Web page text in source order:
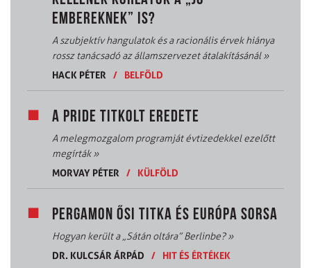
EMBEREKNEK” IS?
A szubjektív hangulatok és a racionális érvek hiánya
rossz tanácsadó az államszervezet átalakításánál»
HACK PÉTER
/ BELFÖLD
A PRIDE TITKOLT EREDETE
A melegmozgalom programját évtizedekkel ezelőtt
megírták»
MORVAY PÉTER
/ KÜLFÖLD
PERGAMON ŐSI TITKA ÉS EURÓPA SORSA
Hogyan került a „Sátán oltára” Berlinbe?»
DR. KULCSÁR ÁRPÁD
/ HIT ÉS ÉRTÉKEK